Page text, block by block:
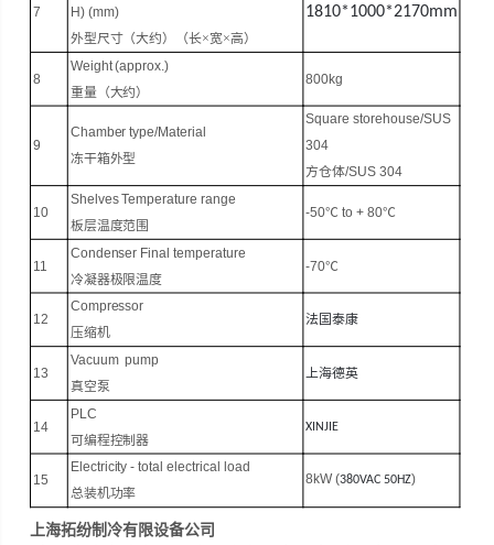
7
H) (mm)
外型尺寸（大约）（长×宽×高）
1810*1000*2170mm
8
Weight (approx.)
重量（大约）
800kg
9
Chamber type/Material
冻干箱外型
Square storehouse/SUS
304
方仓体/SUS 304
10
Shelves Temperature range
板层温度范围
-50℃ to +80℃
11
Condenser Final temperature
冷凝器极限温度
-70℃
12
Compressor
压缩机
法国泰康
13
Vacuum pump
真空泵
上海德英
14
PLC
可编程控制器
XINJIE
15
Electricity - total electrical load
总装机功率
8 kW (380VAC 50HZ)
上海拓纷制冷有限设备公司